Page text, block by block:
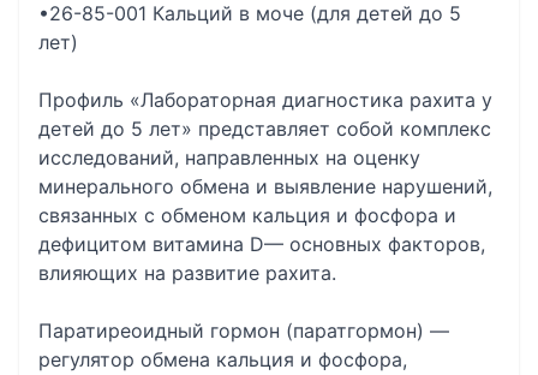
•26-85-001 Кальций в моче (для детей до 5
лет)
Профиль «Лабораторная диагностика рахита у
детей до 5 лет» представляет собой комплекс
исследований, направленных на оценку
минерального обмена и выявление нарушений,
связанных с обменом кальция и фосфора и
дефицитом витамина D— основных факторов,
влияющих на развитие рахита.
Паратиреоидный гормон (паратгормон) —
регулятор обмена кальция и фосфора,